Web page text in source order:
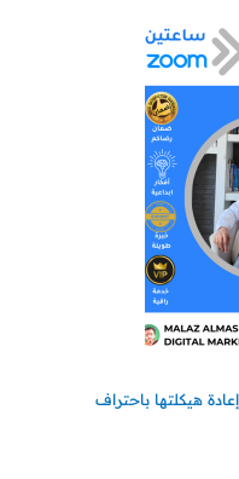
هيكلتها باحتراف